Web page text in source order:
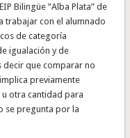
Bilingüe ”Alba Plata” de
trabajar con el alumnado
de categoría
igualación y de
decir que comparar no
previamente
otra cantidad para
se pregunta por la